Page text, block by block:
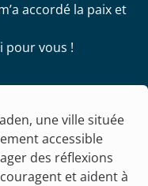
accordé la paix et
pour vous !
une ville située
accessible
des réflexions
et aident à